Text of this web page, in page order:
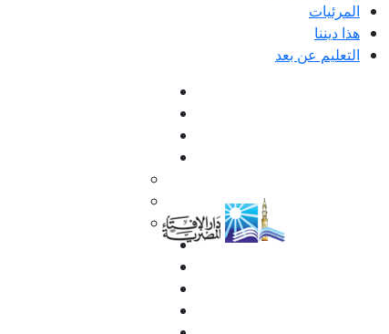
المرئيات
هذا ديننا
التعليم عن بعد